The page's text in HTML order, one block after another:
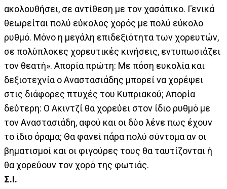
ακολουθήσει, σε αντίθεση με τον χασάπικο. Γενικά
θεωρείται πολύ εύκολος χορός με πολύ εύκολο
ρυθμό. Μόνο η μεγάλη επιδεξιότητα των χορευτών,
σε πολύπλοκες χορευτικές κινήσεις, εντυπωσιάζει
τον θεατή». Απορία πρώτη: Με πόση ευκολία και
δεξιοτεχνία ο Αναστασιάδης μπορεί να χορέψει
στις διάφορες πτυχές του Κυπριακού; Απορία
δεύτερη: Ο Ακιντζί θα χορεύει στον ίδιο ρυθμό με
τον Αναστασιάδη, αφού και οι δύο λένε πως έχουν
το ίδιο όραμα; Θα φανεί πάρα πολύ σύντομα αν οι
βηματισμοί και οι φιγούρες τους θα ταυτίζονται ή
θα χορεύουν τον χορό της φωτιάς.
Σ.Ι.